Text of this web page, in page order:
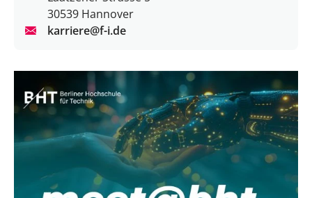
30539 Hannover
karriere@f-i.de